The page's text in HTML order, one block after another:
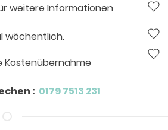
weitere Informationen
wöchentlich.
Kostenübernahme
: 0179 7513 231